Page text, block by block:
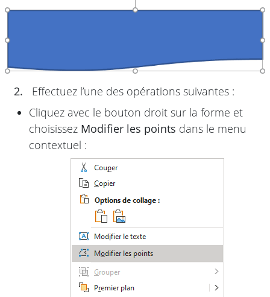
2.
Effectuez l’une des opérations suivantes :
Cliquez avec le bouton droit sur la forme et
choisissez Modifier les points dans le menu
contextuel :